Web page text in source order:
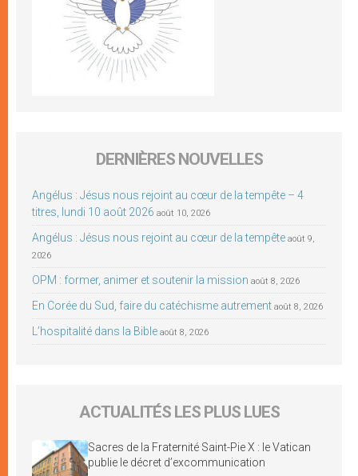
DERNIÈRES NOUVELLES
Angélus : Jésus nous rejoint au cœur de la tempête – 4
titres, lundi 10 août 2026 août 10, 2026
Angélus : Jésus nous rejoint au cœur de la tempête août 9,
2026
OPM : former, animer et soutenir la mission août 8, 2026
En Corée du Sud, faire du catéchisme autrement août 8, 2026
L’hospitalité dans la Bible août 8, 2026
ACTUALITÉS LES PLUS LUES
Sacres de la Fraternité Saint-Pie X : le Vatican
publie le décret d’excommunication